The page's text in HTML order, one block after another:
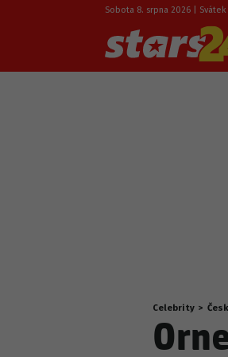
Sobota 8. srpna 2026 |
Nacházíte
se
zde:
Celebrity >